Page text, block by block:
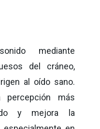
mediante
del cráneo,
al oído sano.
percepción más
y mejora la